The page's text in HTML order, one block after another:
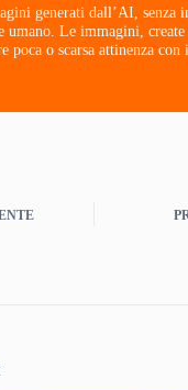
generati dall’AI, senza
umano. Le immagini,
poca o scarsa attinenza con